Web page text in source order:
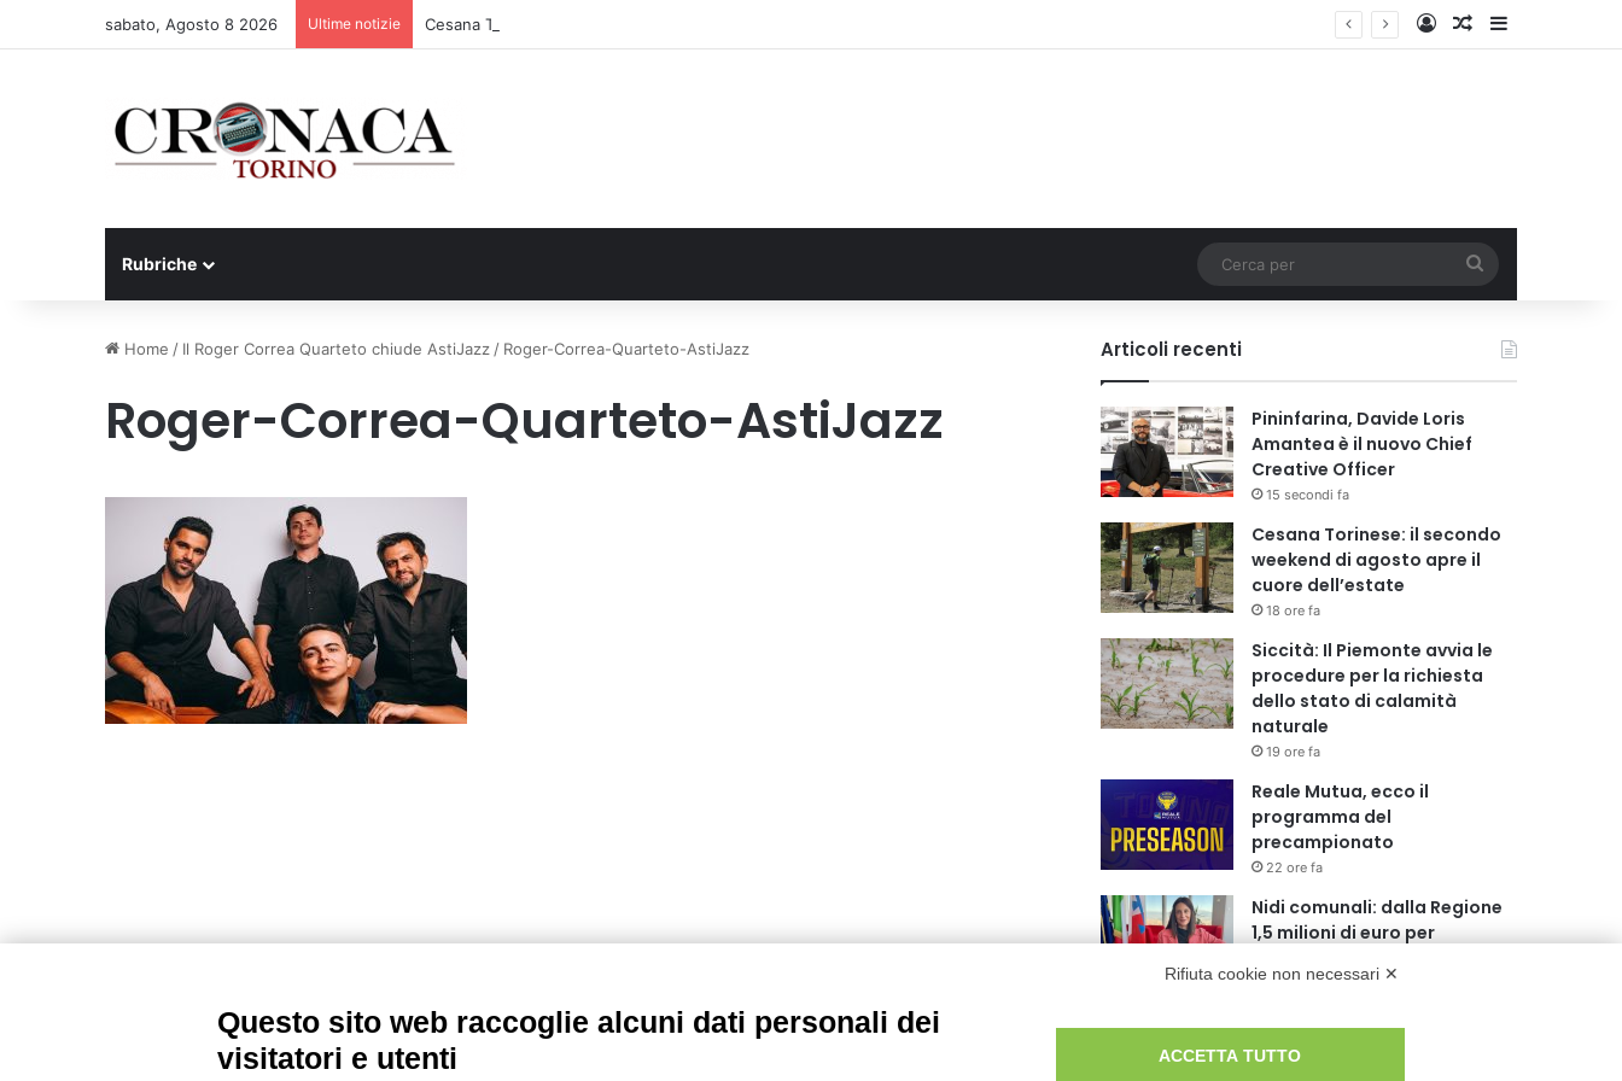
sabato, Agosto 8 2026 Ultime notizie Cesana Torinese: il secondo weekend di agosto apre il cuore dell’estate AccediUn articolo a
Rubriche
per
Home / Il Roger Correa Quarteto chiude AstiJazz / Roger-Correa-Quarteto-AstiJazz
Roger-Correa-Quarteto-AstiJazz
Articoli recenti
Pininfarina, Davide Loris
Amantea è il nuovo Chief
Creative Officer
15 secondi fa
Cesana Torinese: il secondo
weekend di agosto apre il
cuore dell’estate
18 ore fa
Siccità: Il Piemonte avvia le
procedure per la richiesta
dello stato di calamità
naturale
19 ore fa
Reale Mutua, ecco il
programma del
precampionato
22 ore fa
Nidi comunali: dalla Regione
1,5 milioni di euro per
parità di tariffa
Eclissi di Sole del 12 agosto:
Rifiuta cookie non necessari ✕
Questo sito web raccoglie alcuni dati personali dei
visitatori e utenti
ACCETTA TUTTO